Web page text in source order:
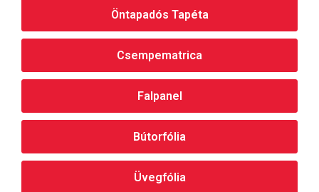
Öntapadós Tapéta
Csempematrica
Falpanel
Bútorfólia
Üvegfólia